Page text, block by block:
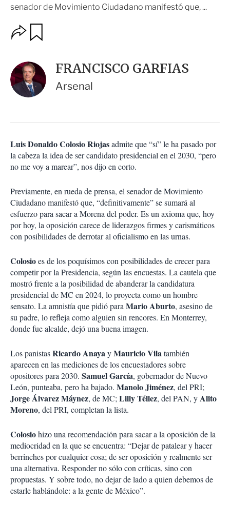
senador de Movimiento Ciudadano manifestó que, ...
O
p
o
n
e
s
c
m
p
a
i
r
a
r
FRANCISCO GARFIAS
Arsenal
Luis Donaldo Colosio Riojasadmite que “sí” le ha pasado por
la cabeza la idea de ser candidato presidencial en el 2030, “pero
no me voy a marear”, nos dijo en corto.
Previamente, en rueda de prensa, el senador de Movimiento
Ciudadano manifestó que, “definitivamente” se sumará al
esfuerzo para sacar a Morena del poder. Es un axioma que, hoy
por hoy, la oposición carece de liderazgos firmes y carismáticos
con posibilidades de derrotar al oficialismo en las urnas.
Colosioes de los poquísimos con posibilidades de crecer para
competir por la Presidencia, según las encuestas. La cautela que
mostró frente a la posibilidad de abanderar la candidatura
presidencial de MC en 2024, lo proyecta como un hombre
sensato. La amnistía que pidió para Mario Aburto, asesino de
su padre, lo refleja como alguien sin rencores. En Monterrey,
donde fue alcalde, dejó una buena imagen.
Los panistasRicardo AnayayMauricio Vilatambién
aparecen en las mediciones de los encuestadores sobre
opositores para 2030. Samuel García, gobernador de Nuevo
León, punteaba, pero ha bajado. Manolo Jiménez, del PRI;
Jorge Álvarez Máynez, de MC; Lilly Téllez, del PAN, yAlito
Moreno, del PRI, completan la lista.
Colosiohizo una recomendación para sacar a la oposición de la
mediocridad en la que se encuentra: “Dejar de patalear y hacer
berrinches por cualquier cosa; de ser oposición y realmente ser
una alternativa. Responder no sólo con críticas, sino con
propuestas. Y sobre todo, no dejar de lado a quien debemos de
estarle hablándole: a la gente de México”.